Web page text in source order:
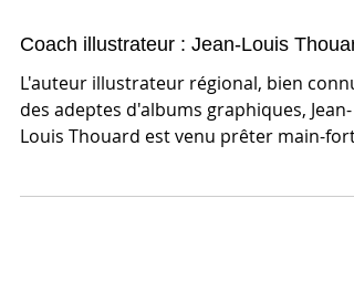
Coach illustrateur : Jean-Louis
L'auteur illustrateur régional, bien connu
Louis Thouard est venu prêter main-forte